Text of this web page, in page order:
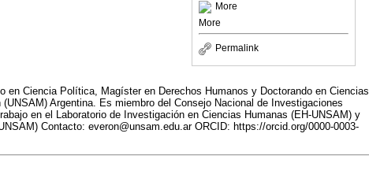
More
More
Permalink
en Ciencia Política, Magíster en Derechos Humanos y Doctorando en Ciencias
Argentina. Es miembro del Consejo Nacional de Investigaciones
en el Laboratorio de Investigación en Ciencias Humanas (EH-UNSAM) y
Contacto: everon@unsam.edu.ar ORCID: https://orcid.org/0000-0003-